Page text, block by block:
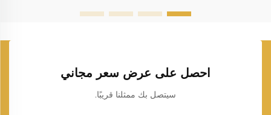
احصل على عرض سعر مجاني
سيتصل بك ممثلنا قريبًا.